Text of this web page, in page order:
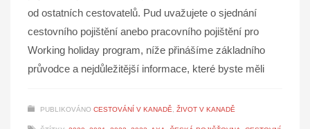
od ostatních cestovatelů. Pud uvažujete o sjednání
cestovního pojištění anebo pracovního pojištění pro
Working holiday program, níže přinášíme základního
průvodce a nejdůležitější informace, které byste měli
PUBLIKOVÁNO CESTOVÁNÍ V KANADĚ, ŽIVOT V KANADĚ